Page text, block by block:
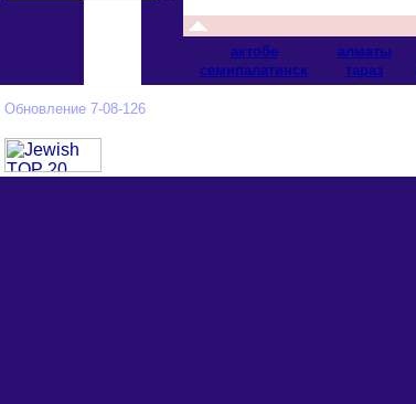
актобе алматы
cемипалатинск
тараз
Обновление 7-08-126